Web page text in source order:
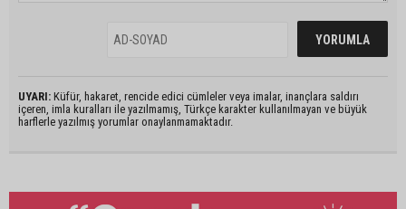
UYARI: Küfür, hakaret, rencide edici cümleler veya imalar, inançlara saldırı
içeren, imla kuralları ile yazılmamış, Türkçe karakter kullanılmayan ve büyük
harflerle yazılmış yorumlar onaylanmamaktadır.